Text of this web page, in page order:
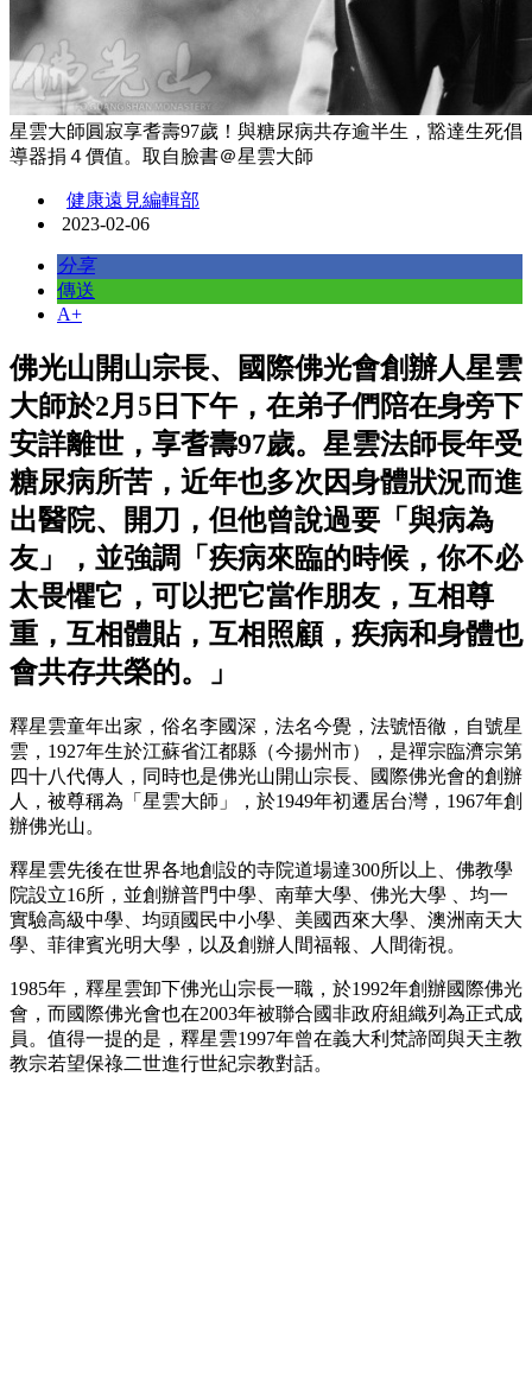
星雲大師圓寂享耆壽97歲！與糖尿病共存逾半生，豁達生死倡
導器捐４價值。取自臉書＠星雲大師
健康遠見編輯部
2023-02-06
分享
傳送
A+
佛光山開山宗長、國際佛光會創辦人星雲
大師於2月5日下午，在弟子們陪在身旁下
安詳離世，享耆壽97歲。星雲法師長年受
糖尿病所苦，近年也多次因身體狀況而進
出醫院、開刀，但他曾說過要「與病為
友」，並強調「疾病來臨的時候，你不必
太畏懼它，可以把它當作朋友，互相尊
重，互相體貼，互相照顧，疾病和身體也
會共存共榮的。」
釋星雲童年出家，俗名李國深，法名今覺，法號悟徹，自號星
雲，1927年生於江蘇省江都縣（今揚州市），是禪宗臨濟宗第
四十八代傳人，同時也是佛光山開山宗長、國際佛光會的創辦
人，被尊稱為「星雲大師」，於1949年初遷居台灣，1967年創
辦佛光山。
釋星雲先後在世界各地創設的寺院道場達300所以上、佛教學
院設立16所，並創辦普門中學、南華大學、佛光大學 、均一
實驗高級中學、均頭國民中小學、美國西來大學、澳洲南天大
學、菲律賓光明大學，以及創辦人間福報、人間衛視。
1985年，釋星雲卸下佛光山宗長一職，於1992年創辦國際佛光
會，而國際佛光會也在2003年被聯合國非政府組織列為正式成
員。值得一提的是，釋星雲1997年曾在義大利梵諦岡與天主教
教宗若望保祿二世進行世紀宗教對話。